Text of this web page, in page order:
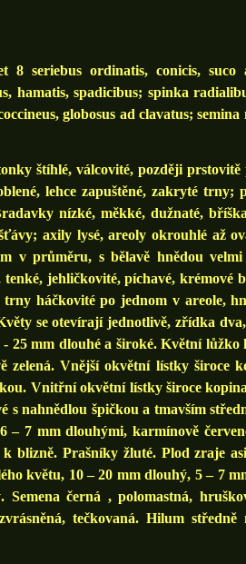
8 seriebus ordinatis, conicis, suco
hamatis, spadicibus; spinka
globosus ad clavatus; semina
štíhlé, válcovité, později prstovitě
lehce zapuštěné, zakryté trny;
nízké, měkké, dužnaté,
axily lysé, areoly okrouhlé až
v průměru, s bělavě hnědou
jehličkovité, píchavé, krémové
háčkovité po jednom v areole,
se otevírají jednotlivě, zřídka
25 mm dlouhé a široké. Květní lůžko
Vnější okvětní lístky široce
Vnitřní okvětní lístky široce
s nahnědlou špičkou a tmavším
– 7 mm dlouhými, karmínově
blizně. Prašníky žluté. Plod zraje
květu, 10 – 20 mm dlouhý, 5 – 7
Semena černá , polomastná,
tečkovaná. Hilum středně